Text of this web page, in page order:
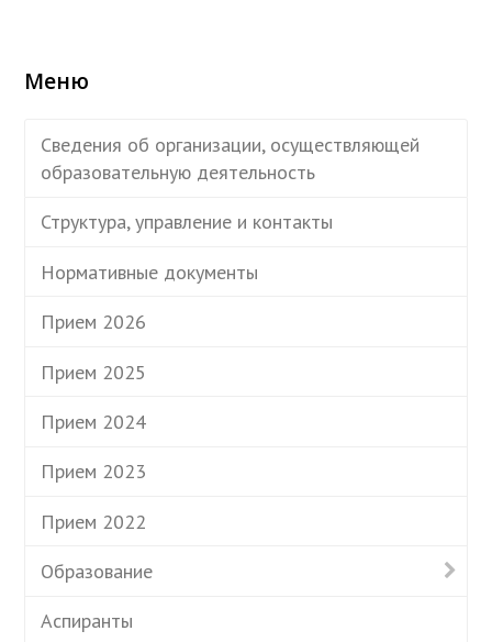
Меню
Сведения об организации, осуществляющей
образовательную деятельность
Структура, управление и контакты
Нормативные документы
Прием 2026
Прием 2025
Прием 2024
Прием 2023
Прием 2022
Образование
Аспиранты